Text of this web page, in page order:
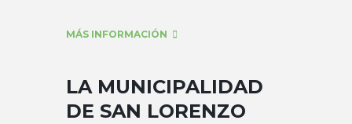
MÁS INFORMACIÓN
LA MUNICIPALIDAD
DE SAN LORENZO